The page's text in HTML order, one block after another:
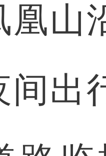
凰山
间出